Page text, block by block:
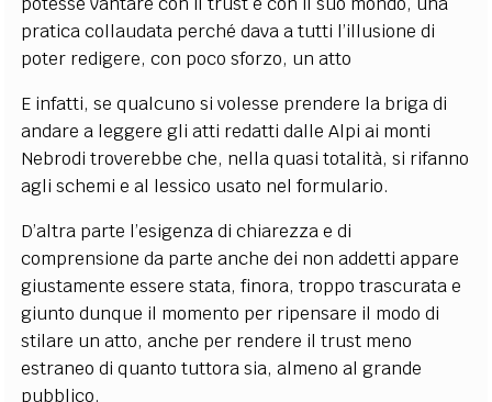
pratica collaudata perché dava a tutti l’illusione di
poter redigere, con poco sforzo, un atto
E infatti, se qualcuno si volesse prendere la briga di
andare a leggere gli atti redatti dalle Alpi ai monti
Nebrodi troverebbe che, nella quasi totalità, si rifanno
agli schemi e al lessico usato nel formulario.
D’altra parte l’esigenza di chiarezza e di
comprensione da parte anche dei non addetti appare
giustamente essere stata, finora, troppo trascurata e
giunto dunque il momento per ripensare il modo di
stilare un atto, anche per rendere il trust meno
estraneo di quanto tuttora sia, almeno al grande
pubblico.